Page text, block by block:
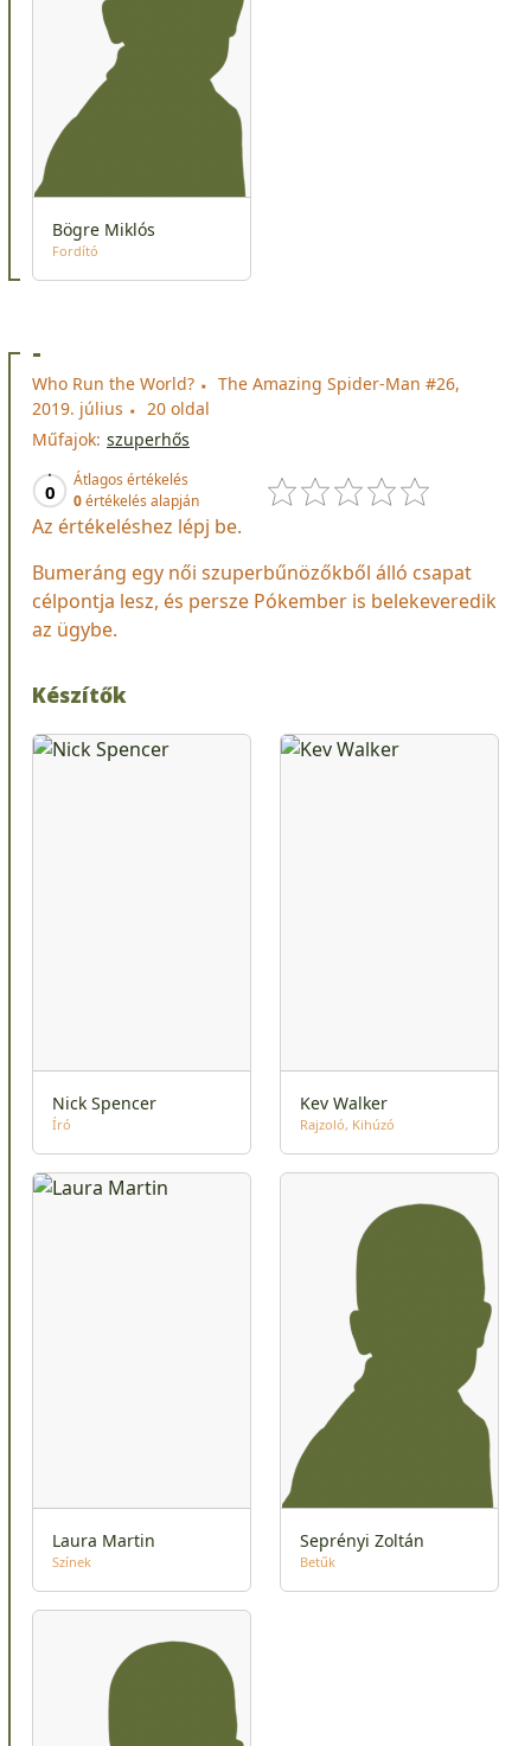
Bögre Miklós
Fordító
-
Who Run the World?
The Amazing Spider-Man #26,
2019. július
20 oldal
Műfajok: szuperhős
0
Átlagos értékelés
0értékelés alapján
Az értékeléshez lépj be.
Bumeráng egy női szuperbűnözőkből álló csapat
célpontja lesz, és persze Pókember is belekeveredik
az ügybe.
Készítők
Nick Spencer
Író
Kev Walker
Rajzoló Kihúzó
Laura Martin
Színek
Seprényi Zoltán
Betűk